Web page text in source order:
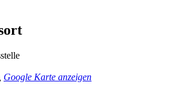
Google Karte anzeigen